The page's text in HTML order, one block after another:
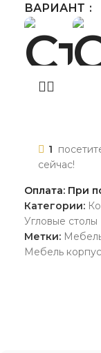
ВАРИАНТ
1
сейчас!
Оплата: При
Категории:
Угловые столы
Метки:
Мебель